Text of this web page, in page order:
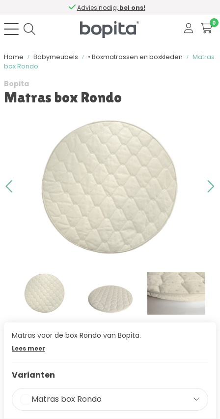
Advies nodig, bel ons!
0
Home Babymeubels • Boxmatrassen en boxkleden
Matras
box Rondo
Bopita
Matras box Rondo
Matras voor de box Rondo van Bopita.
Lees meer
Varianten
Matras box Rondo